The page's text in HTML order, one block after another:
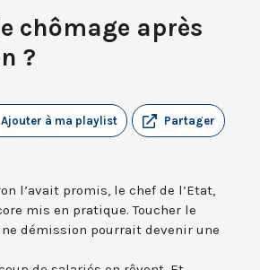
chômage après
?
Partager
Ajouter à ma playlist
l’avait promis, le chef de l’Etat,
mis en pratique. Toucher le
démission pourrait devenir une